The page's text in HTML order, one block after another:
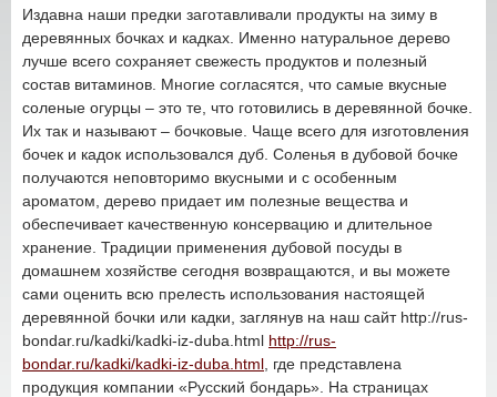
Издавна наши предки заготавливали продукты на зиму в
деревянных бочках и кадках. Именно натуральное дерево
лучше всего сохраняет свежесть продуктов и полезный
состав витаминов. Многие согласятся, что самые вкусные
соленые огурцы – это те, что готовились в деревянной бочке.
Их так и называют – бочковые. Чаще всего для изготовления
бочек и кадок использовался дуб. Соленья в дубовой бочке
получаются неповторимо вкусными и с особенным
ароматом, дерево придает им полезные вещества и
обеспечивает качественную консервацию и длительное
хранение. Традиции применения дубовой посуды в
домашнем хозяйстве сегодня возвращаются, и вы можете
сами оценить всю прелесть использования настоящей
деревянной бочки или кадки, заглянув на наш сайт http://rus-
bondar.ru/kadki/kadki-iz-duba.html http://rus-
bondar.ru/kadki/kadki-iz-duba.html , где представлена
продукция компании «Русский бондарь». На страницах